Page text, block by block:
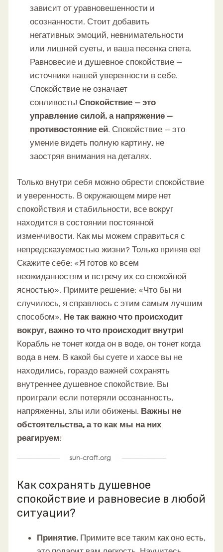
зависит от уравновешенности и
осознанности. Стоит добавить
негативных эмоций, невнимательности
или лишней суеты, и ваша песенка спета.
Равновесие и душевное спокойствие —
источники нашей уверенности в себе.
Спокойствие не означает
сонливость! Спокойствие — это
управление силой, а напряжение —
противостояние ей. Спокойствие — это
умение видеть полную картину, не
заостряя внимания на деталях.
Только внутри себя можно обрести спокойствие
и уверенность. В окружающем мире нет
спокойствия и стабильности, все вокруг
находится в состоянии постоянной
изменчивости. Как мы можем справиться с
непредсказуемостью жизни? Только приняв ее!
Скажите себе: «Я готов ко всем
неожиданностям и встречу их со спокойной
ясностью». Примите решение: «Что бы ни
случилось, я справлюсь с этим самым лучшим
способом». Не так важно что происходит
вокруг, важно то что происходит внутри!
Корабль не тонет когда он в воде, он тонет когда
вода в нем. В какой бы суете и хаосе вы не
находились, гораздо важней сохранять
внутреннее душевное спокойствие. Вы
проиграли если потеряли осознанность,
напряженны, злы или обижены. Важны не
обстоятельства, а то как мы на них
реагируем!
Как сохранять душевное
спокойствие и равновесие в любой
ситуации?
Принятие. Примите все таким как оно есть,